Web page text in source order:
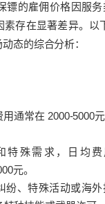
镖的雇佣价格因服
素存在显著差异。以
态的综合分析：
通常在 2000-5000
特殊需求，日均
元。
纷、特殊活动或海